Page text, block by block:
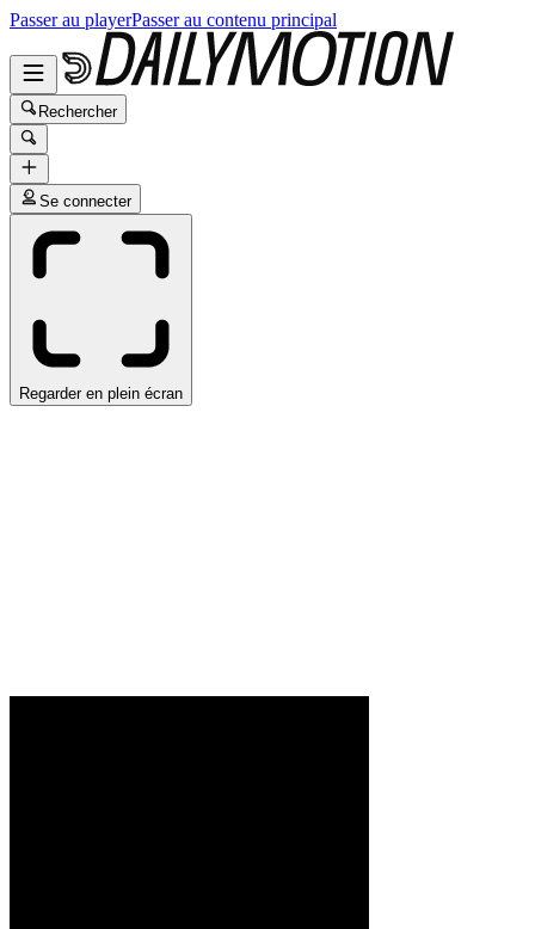
Passer au playerPasser au contenu principal
Rechercher
Se connecter
Regarder en plein écran